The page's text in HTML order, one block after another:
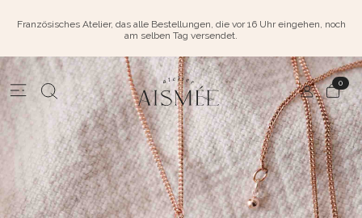
Französisches Atelier, das alle Bestellungen, die vor 16 Uhr eingehen, noch
am selben Tag versendet.
0